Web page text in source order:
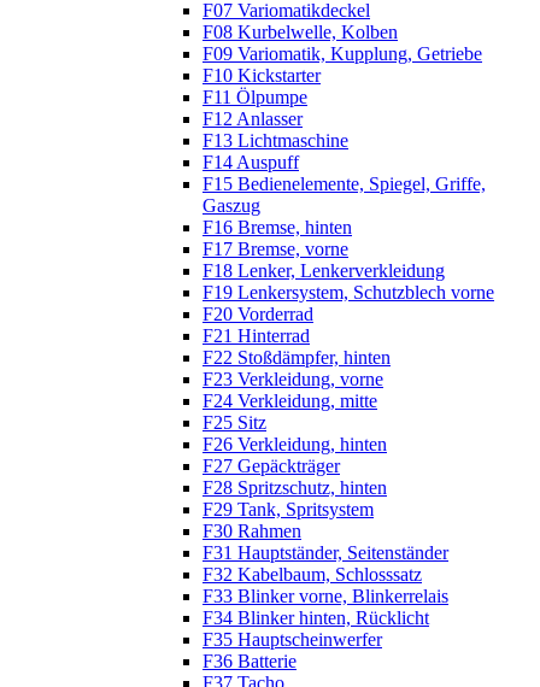
F07 Variomatikdeckel
F08 Kurbelwelle, Kolben
F09 Variomatik, Kupplung, Getriebe
F10 Kickstarter
F11 Ölpumpe
F12 Anlasser
F13 Lichtmaschine
F14 Auspuff
F15 Bedienelemente, Spiegel, Griffe,
Gaszug
F16 Bremse, hinten
F17 Bremse, vorne
F18 Lenker, Lenkerverkleidung
F19 Lenkersystem, Schutzblech vorne
F20 Vorderrad
F21 Hinterrad
F22 Stoßdämpfer, hinten
F23 Verkleidung, vorne
F24 Verkleidung, mitte
F25 Sitz
F26 Verkleidung, hinten
F27 Gepäckträger
F28 Spritzschutz, hinten
F29 Tank, Spritsystem
F30 Rahmen
F31 Hauptständer, Seitenständer
F32 Kabelbaum, Schlosssatz
F33 Blinker vorne, Blinkerrelais
F34 Blinker hinten, Rücklicht
F35 Hauptscheinwerfer
F36 Batterie
F37 Tacho